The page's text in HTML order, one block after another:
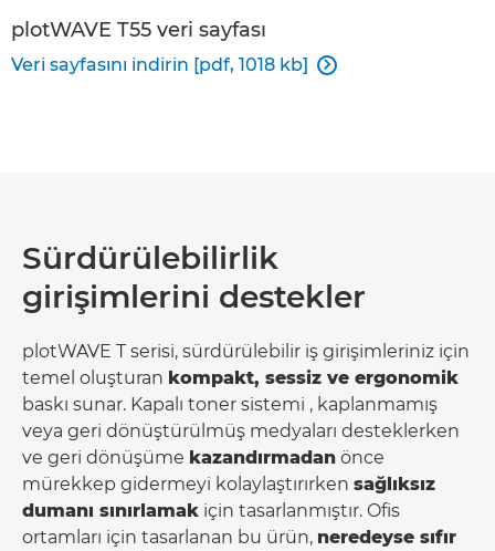
plotWAVE T55 veri sayfası
Veri sayfasını indirin [pdf, 1018 kb] 
Sürdürülebilirlik
girişimlerini destekler
plotWAVE T serisi, sürdürülebilir iş girişimleriniz için
temel oluşturan kompakt, sessiz ve ergonomik
baskı sunar. Kapalı toner sistemi , kaplanmamış
veya geri dönüştürülmüş medyaları desteklerken
ve geri dönüşüme kazandırmadan önce
mürekkep gidermeyi kolaylaştırırken sağlıksız
dumanı sınırlamak için tasarlanmıştır. Ofis
ortamları için tasarlanan bu ürün, neredeyse sıfır